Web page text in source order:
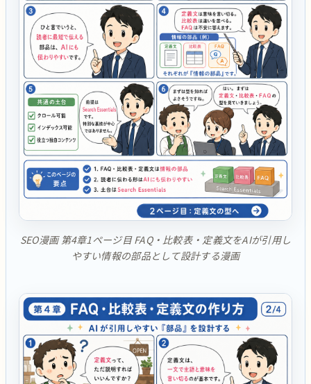
SEO漫画 第4章1ページ目 FAQ・比較表・定義文をAIが引用し
やすい情報の部品として設計する漫画